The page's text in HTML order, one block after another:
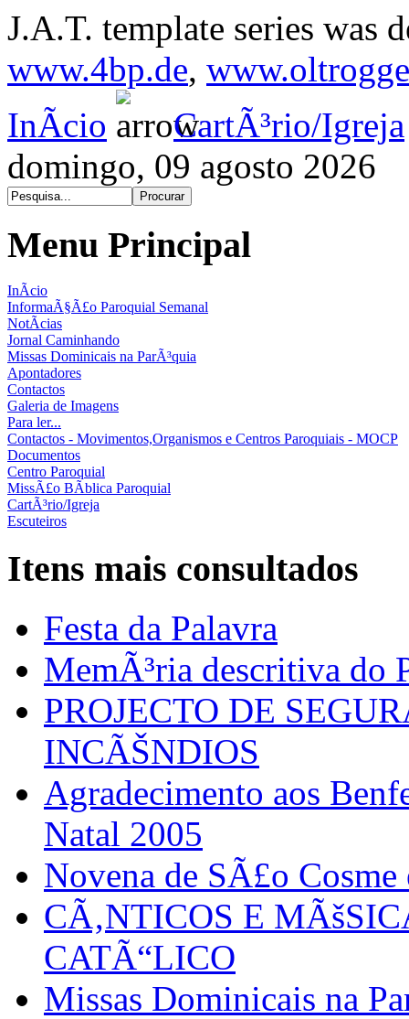
J.A.T. template series was
www.4bp.de,
InÃ­cio
CartÃ³rio/Igreja
domingo, 09 agosto 2026
Menu Principal
InÃ­cio
InformaÃ§Ã£o Paroquial Semanal
NotÃ­cias
Jornal Caminhando
Missas Dominicais na ParÃ³quia
Apontadores
Contactos
Galeria de Imagens
Para ler...
Contactos - Movimentos,Organismos e Centros Paroquiais - MOCP
Documentos
Centro Paroquial
MissÃ£o BÃ­blica Paroquial
CartÃ³rio/Igreja
Escuteiros
Itens mais consultados
Festa da Palavra
MemÃ³ria descritiva do
PROJECTO DE
INCÃŠNDIOS
Agradecimento aos
Natal 2005
Novena de SÃ£o
CÃ‚NTICOS E
CATÃ“LICO
Missas Dominicais na